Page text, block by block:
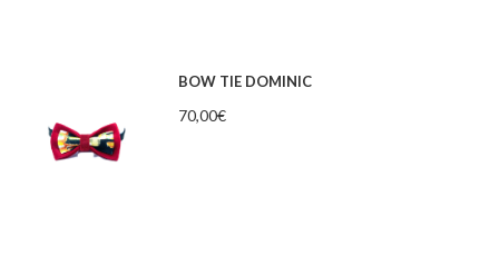
BOW TIE DOMINIC
70,00€